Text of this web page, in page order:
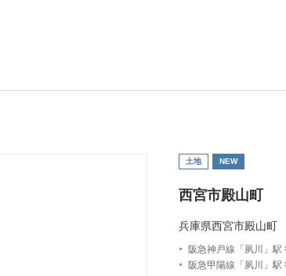
土地 NEW
西宮市殿山町
兵庫県西宮市殿山町
阪急神戸線「夙川」
阪急甲陽線「夙川」